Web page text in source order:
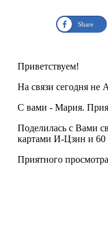
Share
Приветствуем!
На связи сегодня не
С вами - Мария.
Поделилась с Вами
картами И-Цзин и
Приятного